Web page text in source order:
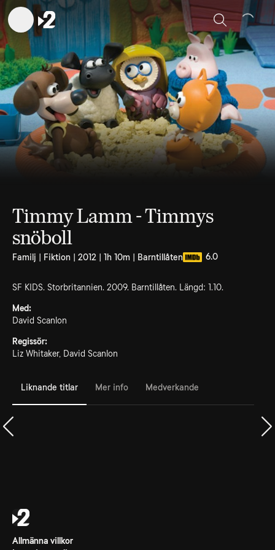
Sök
Timmy Lamm - Timmys
snöboll
Familj | Fiktion | 2012 | 1h 10m | Barntillåten 6.0
SF KIDS. Storbritannien. 2009. Barntillåten. Längd: 1.10.
Med:
David Scanlon
Regissör:
Liz Whitaker, David Scanlon
Liknande titlar Mer info Medverkande
Allmänna villkor